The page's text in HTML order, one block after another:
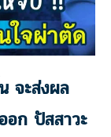
จะส่งผล
อก ปัสสาวะ